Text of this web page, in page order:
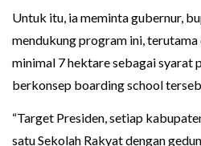
Untuk itu, ia meminta gubernur,
mendukung program ini, terutama
minimal 7 hektare sebagai syarat
berkonsep boarding school
“Target Presiden, setiap
satu Sekolah Rakyat dengan